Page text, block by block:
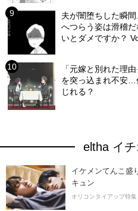
夫が闇堕ちした瞬
へつらう姿は滑稽
いとダメですか？
「元嫁と別れた理
を突っ込まれ不安…
じれる？
eltha イ
イケメンてんこ盛
キュン
オリコンタイアップ特集